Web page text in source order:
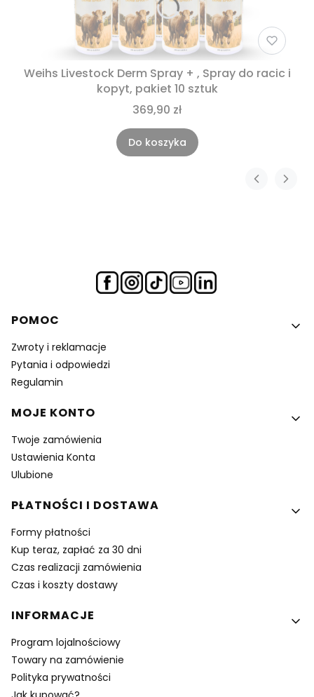
Weihs Livestock Derm Spray + , Spray do racic i
kopyt, pakiet 10 sztuk
369,90 zł
Do koszyka
Linki w stopce
POMOC
Zwroty i reklamacje
Pytania i odpowiedzi
Regulamin
MOJE KONTO
Twoje zamówienia
Ustawienia Konta
Ulubione
PŁATNOŚCI I DOSTAWA
Formy płatności
Kup teraz, zapłać za 30 dni
Czas realizacji zamówienia
Czas i koszty dostawy
INFORMACJE
Program lojalnościowy
Towary na zamówienie
Polityka prywatności